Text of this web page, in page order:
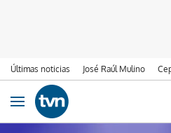
Últimas noticias José Raúl Mulino
Ir al contenido
Obrir navegació